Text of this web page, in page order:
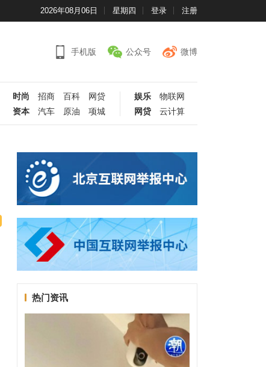
2026年08月06日 星期四 登录 注册
手机版 公众号 微博
时尚 招商 百科
网贷
资本
汽车 原油 项城
娱乐
物联网
网贷
云计算
热门资讯